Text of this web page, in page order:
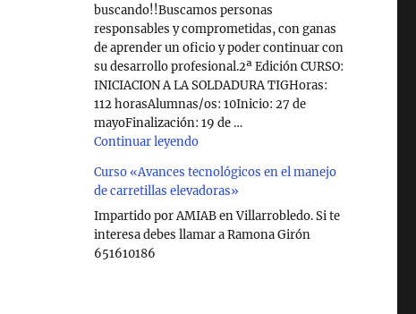
buscando!!Buscamos personas
responsables y comprometidas, con ganas
de aprender un oficio y poder continuar con
su desarrollo profesional.2ª Edición CURSO:
INICIACION A LA SOLDADURA TIGHoras:
112 horasAlumnas/os: 10Inicio: 27 de
mayoFinalización: 19 de …
Continuar leyendo"Curso de Soldadura en Villarrobledo"
Curso «Avances tecnológicos en el manejo
de carretillas elevadoras»
Impartido por AMIAB en Villarrobledo. Si te
interesa debes llamar a Ramona Girón
651610186